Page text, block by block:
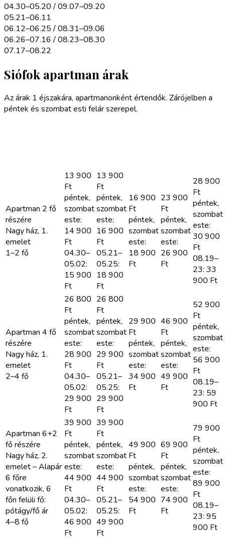
04.30–05.20 / 09.07–09.20
05.21–06.11
06.12–06.25 / 08.31–09.06
06.26–07.16 / 08.23–08.30
07.17–08.22
Siófok apartman árak
Az árak 1 éjszakára, apartmanonként értendők. Zárójelben a
péntek és szombat esti felár szerepel.
Apartman 2 fő
részére
Nagy ház, 1.
emelet
1–2 fő
13 900
Ft
péntek,
szombat
este:
14 900
Ft
04.30–
05.02:
15 900
Ft
13 900
Ft
péntek,
szombat
este:
16 900
Ft
05.21–
05.25:
18 900
Ft
16 900
Ft
péntek,
szombat
este:
18 900
Ft
23 900
Ft
péntek,
szombat
este:
26 900
Ft
28 900
Ft
péntek,
szombat
este:
30 900
Ft
08.19–
23: 33
900 Ft
Apartman 4 fő
részére
Nagy ház, 1.
emelet
2–4 fő
26 800
Ft
péntek,
szombat
este:
28 900
Ft
04.30–
05.02:
29 900
Ft
26 800
Ft
péntek,
szombat
este:
29 900
Ft
05.21–
05.25:
29 900
Ft
29 900
Ft
péntek,
szombat
este:
34 900
Ft
46 900
Ft
péntek,
szombat
este:
49 900
Ft
52 900
Ft
péntek,
szombat
este:
56 900
Ft
08.19–
23: 59
900 Ft
Apartman 6+2
fő részére
Nagy ház, 2.
emelet – Alapár
6 főre
vonatkozik, 6
főn felüli fő:
pótágy/fő ár
4–8 fő
39 900
Ft
péntek,
szombat
este:
44 900
Ft
04.30–
05.02:
46 900
Ft
39 900
Ft
péntek,
szombat
este:
44 900
Ft
05.21–
05.25:
49 900
Ft
49 900
Ft
péntek,
szombat
este:
54 900
Ft
69 900
Ft
péntek,
szombat
este:
74 900
Ft
79 900
Ft
péntek,
szombat
este:
89 900
Ft
08.19–
23: 95
900 Ft